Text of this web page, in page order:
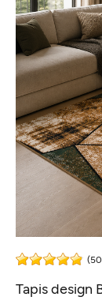
Tapis design